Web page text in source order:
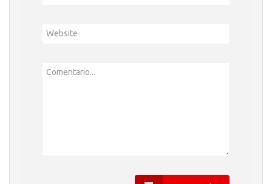
Website
Comentario...